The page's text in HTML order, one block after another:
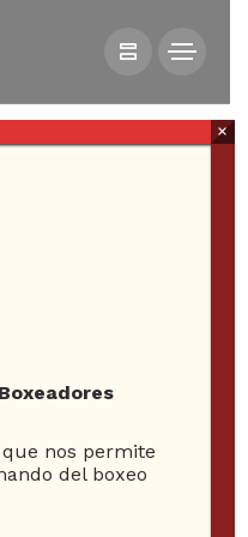
nos permite
del boxeo
×